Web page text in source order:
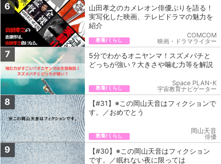
6
山田孝之のカメレオン俳優ぶりを語る！
実写化した映画、テレビドラマの魅力を
紹介
教養/くらし
COMCOM
映画・ドラマライター
7
5分でわかるオニヤンマ！スズメバチと
どっちが強い？大きさや噛む力等を解説
教養/くらし
Space PLAN-K
宇宙教育ナビゲーター
8
【#31】※この岡山天音はフィクションで
す。／おめでとう
教養/くらし
岡山天音
俳優
9
【#30】※この岡山天音はフィクション
です。／眠れない夜に限っては